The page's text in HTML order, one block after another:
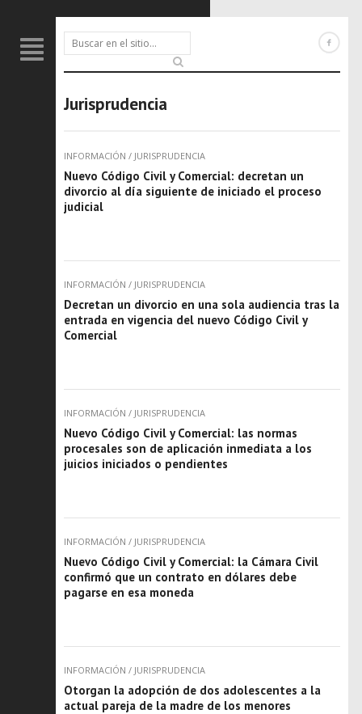
Jurisprudencia
INFORMACIÓN / JURISPRUDENCIA
Nuevo Código Civil y Comercial: decretan un
divorcio al día siguiente de iniciado el proceso
judicial
INFORMACIÓN / JURISPRUDENCIA
Decretan un divorcio en una sola audiencia tras la
entrada en vigencia del nuevo Código Civil y
Comercial
INFORMACIÓN / JURISPRUDENCIA
Nuevo Código Civil y Comercial: las normas
procesales son de aplicación inmediata a los
juicios iniciados o pendientes
INFORMACIÓN / JURISPRUDENCIA
Nuevo Código Civil y Comercial: la Cámara Civil
confirmó que un contrato en dólares debe
pagarse en esa moneda
INFORMACIÓN / JURISPRUDENCIA
Otorgan la adopción de dos adolescentes a la
actual pareja de la madre de los menores